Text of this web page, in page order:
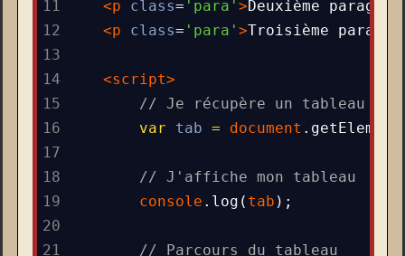
11
<p class= 'para' >Deuxième
12
<p class= 'para' >Troisième
13
14
<script>
15
// Je récupère un tableau de
16
var tab = document .
17
18
// J'affiche mon tableau
19
console . log ( tab );
20
21
// Parcours du tableau